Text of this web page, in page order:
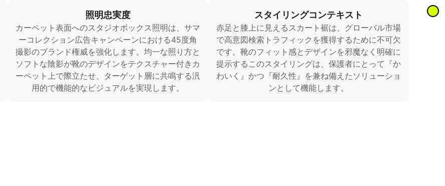
照明忠実度
カーペット表面へのスタジオボックス照明は、サマ
ーコレクション広告キャンペーンにおける45度角
撮影のブランド権威を強化します。均一な照り方と
ソフトな陰影が靴のデザインをテクスチャー付きカ
ーペット上で際立たせ、ターゲット層に共鳴する汎
用的で機能的なビジュアルを実現します。
スタイリングコンテキスト
赤足と膝上に見えるスカート裾は、グローバル市場
で高意図検索トラフィックを獲得するために不可欠
です。靴のフィット感とデザインを邪魔なく明確に
提示するこのスタイリングは、保護者にとって『か
わいく』かつ『耐久性』を兼ね備えたソリューショ
ンとして機能します。